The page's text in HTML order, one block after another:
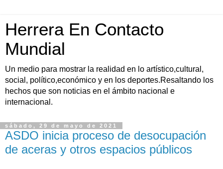
Herrera En Contacto
Mundial
Un medio para mostrar la realidad en lo artístico,cultural,
social, político,económico y en los deportes.Resaltando los
hechos que son noticias en el ámbito nacional e
internacional.
sábado, 29 de mayo de 2021
ASDO inicia proceso de desocupación
de aceras y otros espacios públicos